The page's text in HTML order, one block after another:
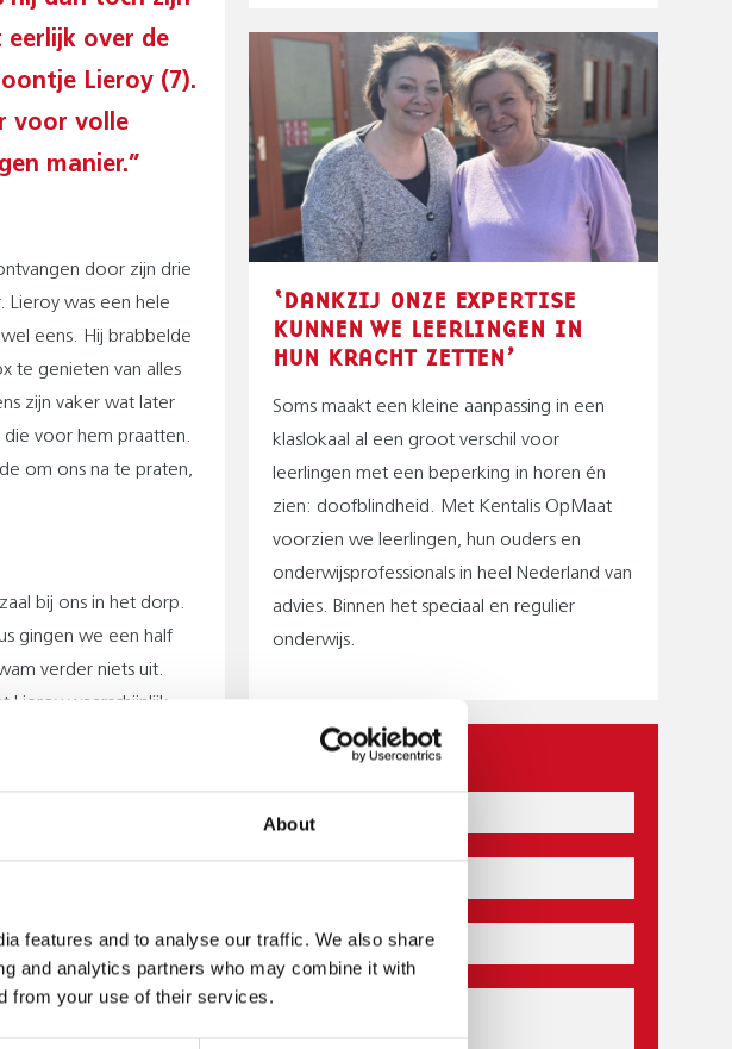
About
features and to analyse our traffic. We also share
and analytics partners who may combine it with
from your use of their services.
eerlijk over de
Lieroy (7).
voor volle
manier.”
door zijn drie
Lieroy was een hele
eens. Hij brabbelde
te genieten van alles
zijn vaker wat later
die voor hem praatten.
om ons na te praten,
bij ons in het dorp.
gingen we een half
verder niets uit.
waarschijnlijk
met de taxi naar
'vreemde' en dat gaat
Natuurlijk vond ik
hij zo vrolijk naar
taxi, was het voor mij
‘DANKZIJ ONZE EXPERTISE
KUNNEN WE LEERLINGEN IN
HUN KRACHT ZETTEN’
Soms maakt een kleine aanpassing in een
klaslokaal al een groot verschil voor
leerlingen met een beperking in horen én
zien: doofblindheid. Met Kentalis OpMaat
voorzien we leerlingen, hun ouders en
onderwijsprofessionals in heel Nederland van
advies. Binnen het speciaal en regulier
onderwijs.
CONTACT
Postcode